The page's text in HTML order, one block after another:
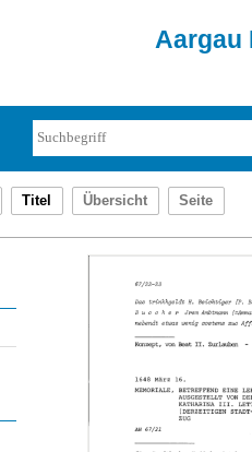
Aargau
Titel Übersicht Seite